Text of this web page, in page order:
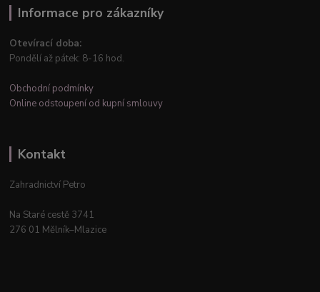
Informace pro zákazníky
Otevírací doba:
Pondělí až pátek: 8-16 hod.
Obchodní podmínky
Online odstoupení od kupní smlouvy
Kontakt
Zahradnictví Petro
Na Staré cestě 3741
276 01 Mělník–Mlazice